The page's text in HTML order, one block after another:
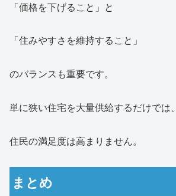
「価格を下げること」と
「住みやすさを維持すること」
のバランスも重要です。
単に狭い住宅を大量供給するだけでは、
住民の満足度は高まりません。
まとめ